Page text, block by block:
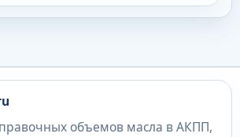
объемов масла в АКПП,